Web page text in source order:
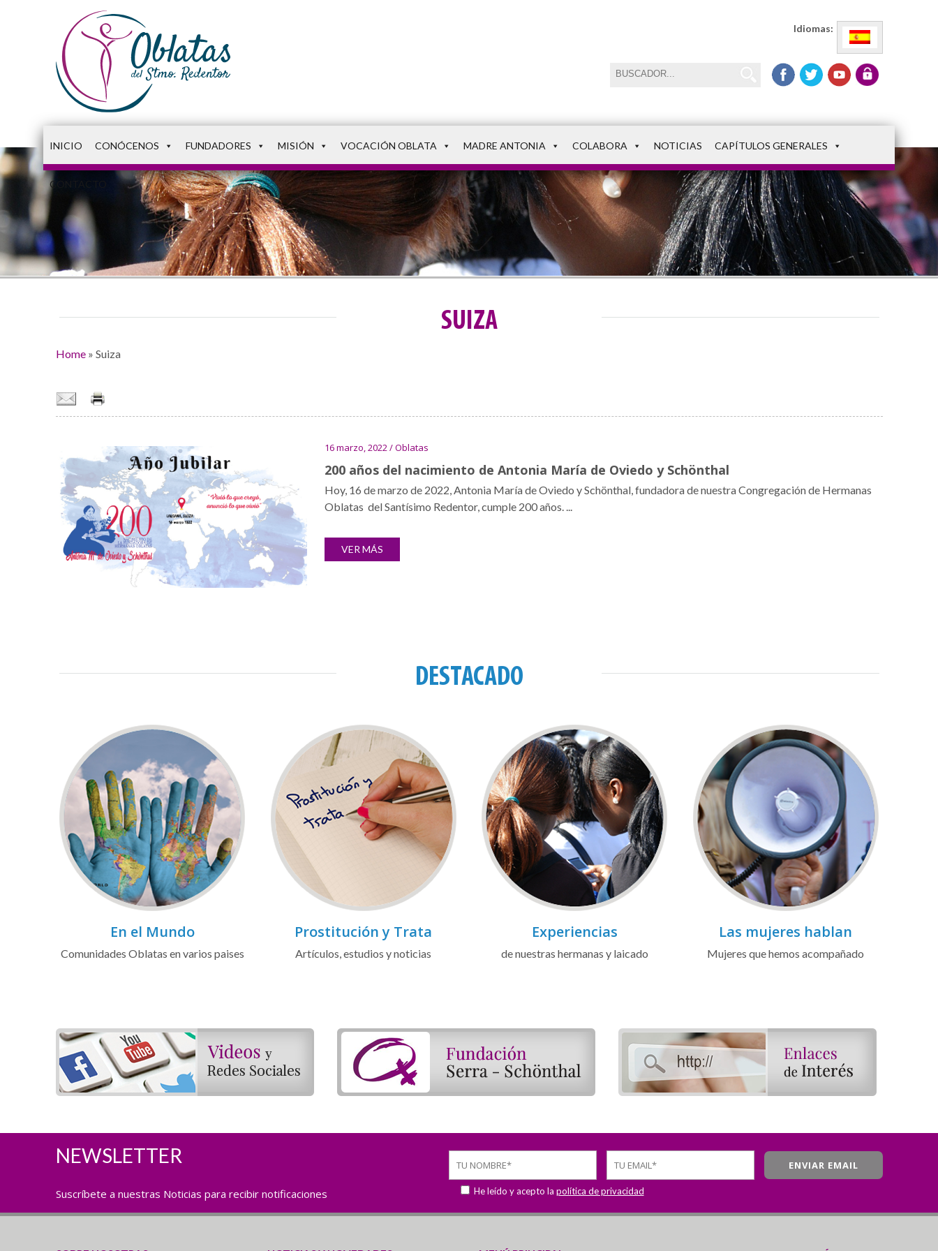
Idiomas:
INICIO CONÓCENOS FUNDADORES MISIÓN VOCACIÓN OBLATA MADRE ANTONIA COLABORA NOTICIAS CAPÍTULOS GENERALES
CONTACTO
SUIZA
Home» Suiza
16 marzo, 2022 / Oblatas
200 años del nacimiento de Antonia María de Oviedo y Schönthal
Hoy, 16 de marzo de 2022, Antonia María de Oviedo y Schönthal, fundadora de nuestra Congregación de Hermanas
Oblatas del Santísimo Redentor, cumple 200 años. ...
VER MÁS
DESTACADO
En el Mundo
Comunidades Oblatas en varios paises
Prostitución y Trata
Artículos, estudios y noticias
Experiencias
de nuestras hermanas y laicado
Las mujeres hablan
Mujeres que hemos acompañado
NEWSLETTER
Suscríbete a nuestras Noticias para recibir notificaciones He leído y acepto la política de privacidad